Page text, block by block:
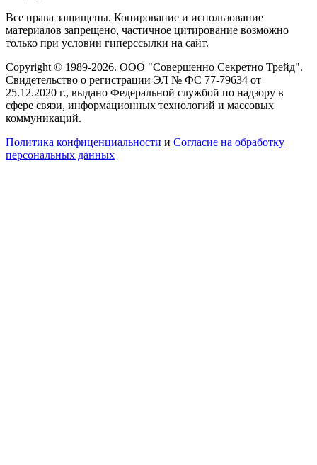
Все права защищены. Копирование и использование
материалов запрещено, частичное цитирование возможно
только при условии гиперссылки на сайт.
Copyright © 1989-2026. ООО "Совершенно Секретно Трейд".
Свидетельство о регистрации ЭЛ № ФС 77-79634 от
25.12.2020 г., выдано Федеральной службой по надзору в
сфере связи, информационных технологий и массовых
коммуникаций.
Политика конфиценциальности и Согласие на обработку
персональных данных